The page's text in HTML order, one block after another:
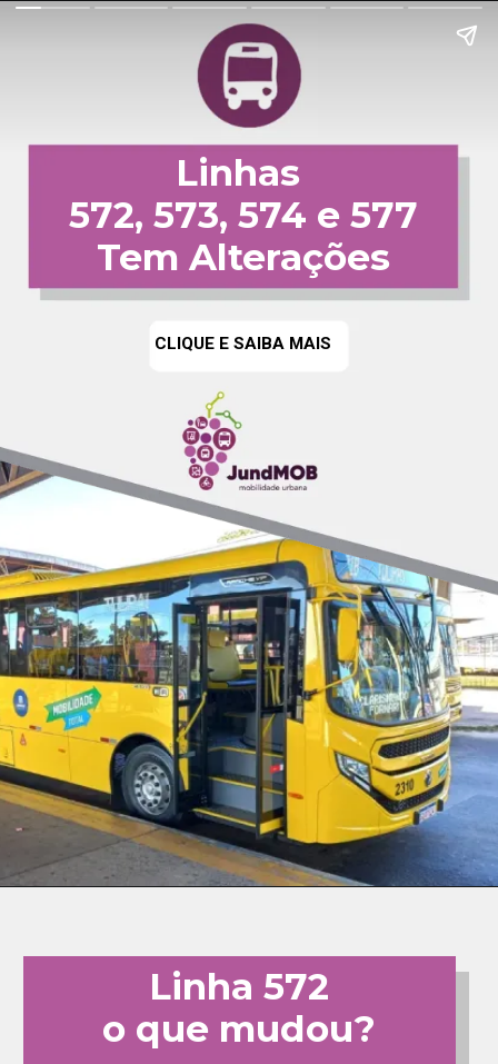
Linhas
572, 573, 574 e 577
Tem Alterações
CLIQUE E SAIBA MAIS
Linha 572
o que mudou?